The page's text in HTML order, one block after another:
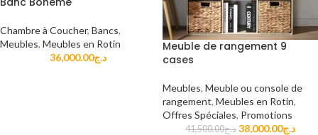
Chambre à Coucher, Bancs,
Meubles, Meubles en Rotin
د.ج36,000.00
Meuble de rangement 9
cases
Meubles, Meuble ou console de
rangement, Meubles en Rotin,
Offres Spéciales, Promotions
د.ج41,500.00 د.ج38,000.00